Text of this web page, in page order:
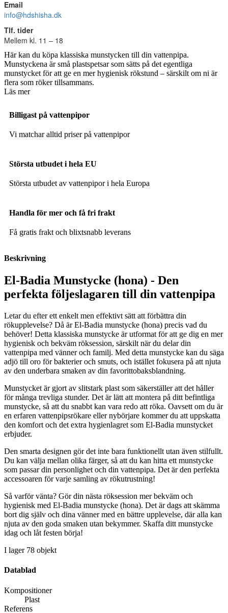
Email
info@hdshisha.dk
Tlf. tider
Mellem kl. 11 – 18
Här kan du köpa klassiska munstycken till din vattenpipa.
Munstyckena är små plastspetsar som sätts på det egentliga
munstycket för att ge en mer hygienisk rökstund – särskilt om ni är
flera som röker tillsammans.
Läs mer
Billigast på vattenpipor
Vi matchar alltid priser på vattenpipor
Största utbudet i hela EU
Största utbudet av vattenpipor i hela Europa
Handla för mer och få fri frakt
Få gratis frakt och blixtsnabb leverans
Beskrivning
El-Badia Munstycke (hona) - Den
perfekta följeslagaren till din vattenpipa
Letar du efter ett enkelt men effektivt sätt att förbättra din
rökupplevelse? Då är El-Badia munstycke (hona) precis vad du
behöver! Detta klassiska munstycke är utformat för att ge dig en mer
hygienisk och bekväm röksession, särskilt när du delar din
vattenpipa med vänner och familj. Med detta munstycke kan du säga
adjö till oro för bakterier och smuts, och istället fokusera på att njuta
av den underbara smaken av din favorittobaksblandning.
Munstycket är gjort av slitstark plast som säkerställer att det håller
för många trevliga stunder. Det är lätt att montera på ditt befintliga
munstycke, så att du snabbt kan vara redo att röka. Oavsett om du är
en erfaren vattenpipsrökare eller nybörjare kommer du att uppskatta
den komfort och det extra hygienlagret som El-Badia munstycket
erbjuder.
Den smarta designen gör det inte bara funktionellt utan även stilfullt.
Du kan välja mellan olika färger, så att du kan hitta ett munstycke
som passar din personlighet och din vattenpipa. Det är den perfekta
accessoaren för varje samling av rökutrustning!
Så varför vänta? Gör din nästa röksession mer bekväm och
hygienisk med El-Badia munstycke (hona). Det är dags att skämma
bort dig själv och dina vänner med en bättre upplevelse, där alla kan
njuta av den goda smaken utan bekymmer. Skaffa ditt munstycke
idag och låt festen börja!
I lager 78 objekt
Datablad
Kompositioner
Plast
Referens